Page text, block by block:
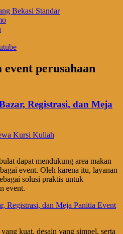
Bekasi Standar
event perusahaan
Registrasi, dan Meja
Kursi Kuliah
dapat mendukung area makan
event. Oleh karena itu, layanan
solusi praktis untuk
event.
kuat, desain yang simpel, serta